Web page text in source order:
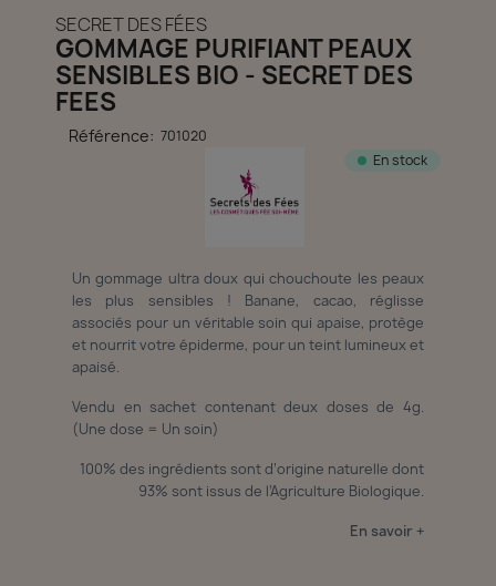
SECRET DES FÉES
GOMMAGE PURIFIANT PEAUX
SENSIBLES BIO - SECRET DES
FEES
Référence: 701020
En stock
Un gommage ultra doux qui chouchoute les peaux
les plus sensibles ! Banane, cacao, réglisse
associés pour un véritable soin qui apaise, protège
et nourrit votre épiderme, pour un teint lumineux et
apaisé.
Vendu en sachet contenant deux doses de 4g.
(Une dose = Un soin)
100% des ingrédients sont d’origine naturelle dont
93% sont issus de l’Agriculture Biologique.
En savoir +